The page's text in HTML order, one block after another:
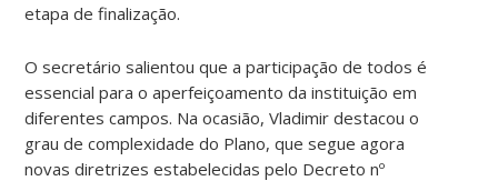
etapa de finalização.
O secretário salientou que a participação de todos é
essencial para o aperfeiçoamento da instituição em
diferentes campos. Na ocasião, Vladimir destacou o
grau de complexidade do Plano, que segue agora
novas diretrizes estabelecidas pelo Decreto nº